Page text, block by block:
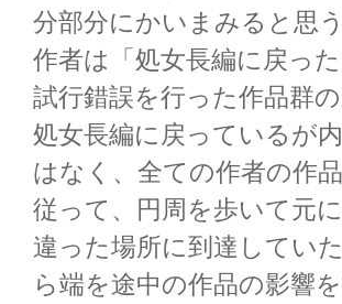
分部分にかいまみると思
作者は「処女長編に戻っ
試行錯誤を行った作品群
処女長編に戻っているが
はなく、全ての作者の作
従って、円周を歩いて元
違った場所に到達してい
ら端を途中の作品の影響